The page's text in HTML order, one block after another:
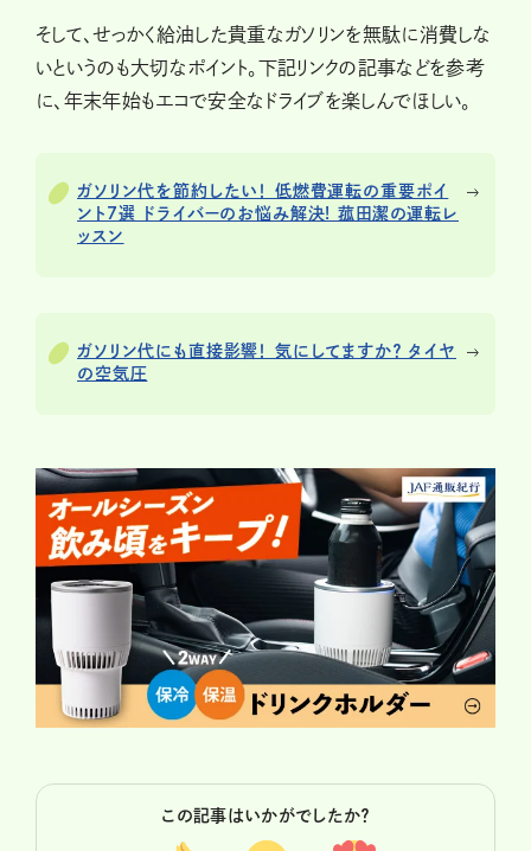
そして、せっかく給油した貴重なガソリンを無駄に消費しな
いというのも大切なポイント。下記リンクの記事などを参考
に、年末年始もエコで安全なドライブを楽しんでほしい。
ガソリン代を節約したい！ 低燃費運転の重要ポイ
ント7選 ドライバーのお悩み解決! 菰田潔の運転レ
ッスン
ガソリン代にも直接影響！ 気にしてますか？ タイヤ
の空気圧
この記事はいかがでしたか？